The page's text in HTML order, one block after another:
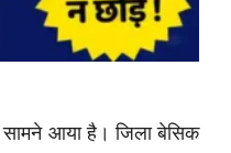
आया है। जिला बेसिक